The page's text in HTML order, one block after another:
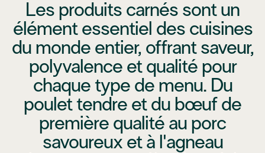
Les produits carnés sont un
élément essentiel des cuisines
du monde entier, offrant saveur,
polyvalence et qualité pour
chaque type de menu. Du
poulet tendre et du bœuf de
première qualité au porc
savoureux et à l'agneau